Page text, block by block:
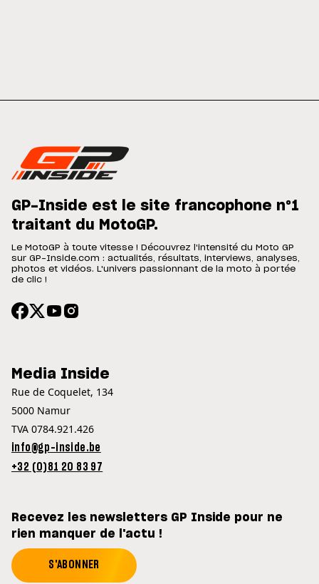
GP-Inside est le site francophone n°1
traitant du MotoGP.
Le MotoGP à toute vitesse ! Découvrez l'intensité du Moto GP
sur GP-Inside.com : actualités, résultats, interviews, analyses,
photos et vidéos. L'univers passionnant de la moto à portée
de clic !
Media Inside
Rue de Coquelet, 134
5000 Namur
TVA 0784.921.426
info@gp-inside.be
+32 (0)81 20 83 97
Recevez les newsletters GP Inside pour ne
rien manquer de l'actu !
S'ABONNER